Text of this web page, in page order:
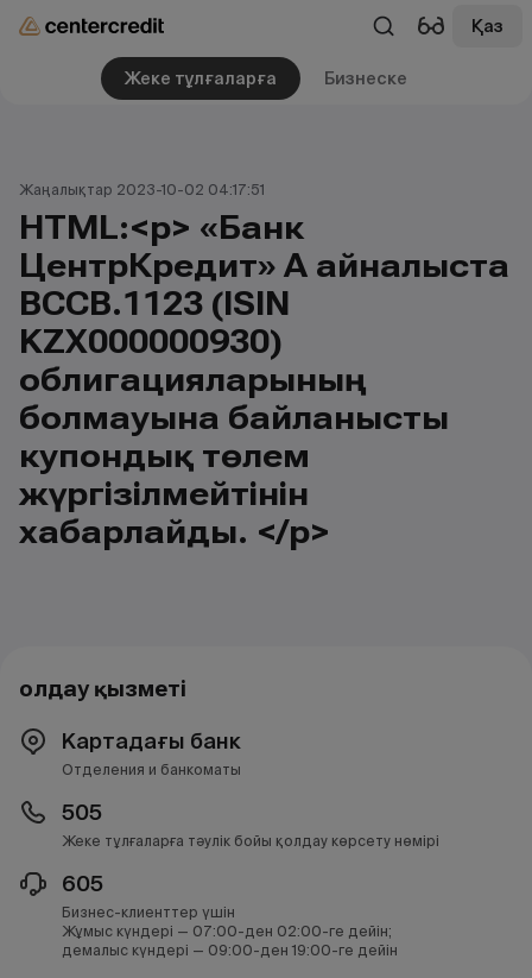
Қаз
Жеке тұлғаларға Бизнеске
Жаңалықтар 2023-10-02 04:17:51
HTML:<p> «Банк
ЦентрКредит» АҚ айналыста
BCCB.1123 (ISIN
KZX000000930)
облигацияларының
болмауына байланысты
купондық төлем
жүргізілмейтінін
хабарлайды. </p>
Қолдау қызметі
Картадағы банк
Отделения и банкоматы
505
Жеке тұлғаларға тәулік бойы қолдау көрсету нөмірі
605
Бизнес-клиенттер үшін
Жұмыс күндері — 07:00-ден 02:00-ге дейін;
демалыс күндері — 09:00-ден 19:00-ге дейін